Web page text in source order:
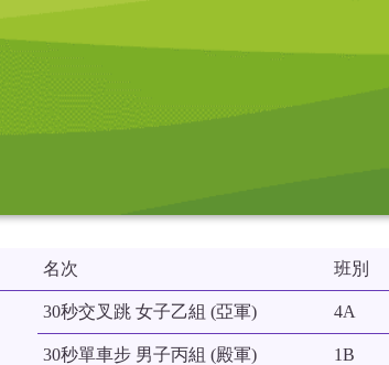
名次 班別
30秒交叉跳 女子乙組 (亞軍) 4A
30秒單車步 男子丙組 (殿軍) 1B